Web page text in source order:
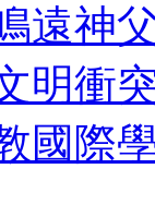
遠神
明衝
國際